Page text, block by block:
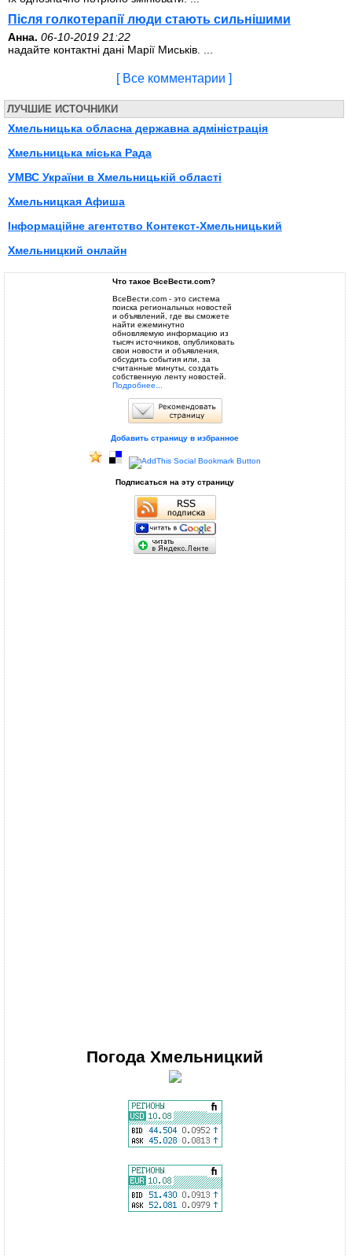
Після голкотерапії люди стають сильнішими
Анна. 06-10-2019 21:22
надайте контактні дані Марії Миськів. ...
[ Все комментарии ]
ЛУЧШИЕ ИСТОЧНИКИ
Хмельницька обласна державна адміністрація
Хмельницька міська Рада
УМВС України в Хмельницькій області
Хмельницкая Афиша
Інформаційне агентство Контекст-Хмельницький
Хмельницкий онлайн
Что такое ВсеВести.com?
ВсеВести.com - это система
поиска региональных новостей
и объявлений, где вы сможете
найти ежеминутно
обновляемую информацию из
тысяч источников, опубликовать
свои новости и объявления,
обсудить события или, за
считанные минуты, создать
собственную ленту новостей.
Подробнее...
Добавить страницу в избранное
Подписаться на эту страницу
Погода Хмельницкий